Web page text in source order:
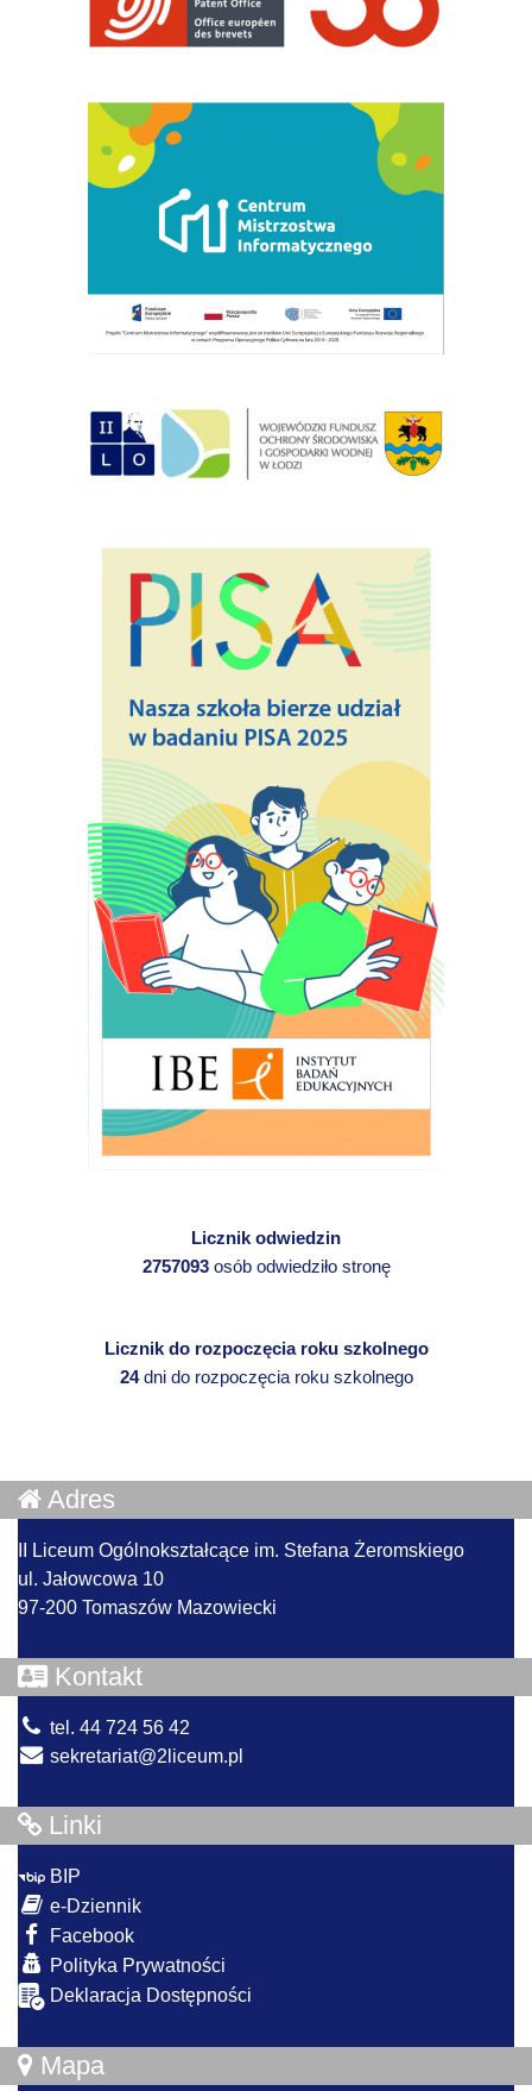
Licznik odwiedzin
2757093osób odwiedziło stronę
Licznik do rozpoczęcia roku szkolnego
24dni do rozpoczęcia roku szkolnego
Adres
II Liceum Ogólnokształcące im. Stefana Żeromskiego
ul. Jałowcowa 10
97-200 Tomaszów Mazowiecki
Kontakt
tel. 44 724 56 42
sekretariat@2liceum.pl
Linki
BIP
e-Dziennik
Facebook
Polityka Prywatności
Deklaracja Dostępności
Mapa